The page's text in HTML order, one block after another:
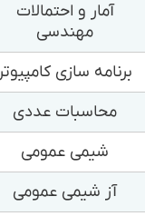
آمار و احتمالات
مهندسی
برنامه سازی کامپیوتر
محاسبات عددی
شیمی عمومی
آز شیمی عمومی